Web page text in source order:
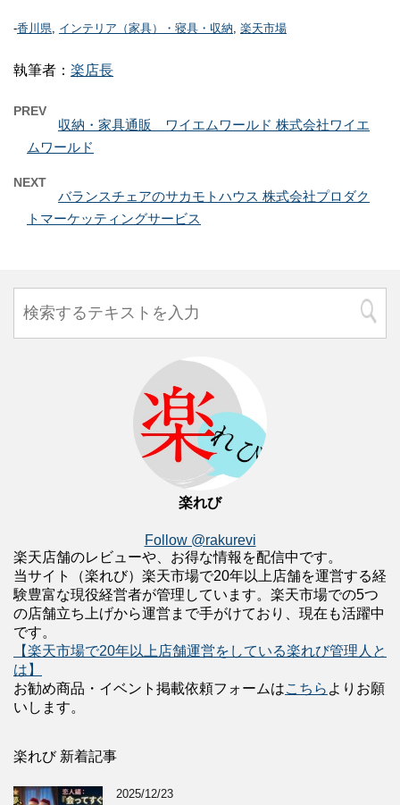
-香川県, インテリア（家具）・寝具・収納, 楽天市場
執筆者： 楽店長
PREV
収納・家具通販 ワイエムワールド 株式会社ワイエ
ムワールド
NEXT
バランスチェアのサカモトハウス 株式会社プロダク
トマーケッティングサービス
楽れび
Follow @rakurevi
楽天店舗のレビューや、お得な情報を配信中です。
当サイト（楽れび）楽天市場で20年以上店舗を運営する経
験豊富な現役経営者が管理しています。楽天市場での5つ
の店舗立ち上げから運営まで手がけており、現在も活躍中
です。
【楽天市場で20年以上店舗運営をしている楽れび管理人と
は】
お勧め商品・イベント掲載依頼フォームはこちら よりお願
いします。
楽れび 新着記事
2025/12/23